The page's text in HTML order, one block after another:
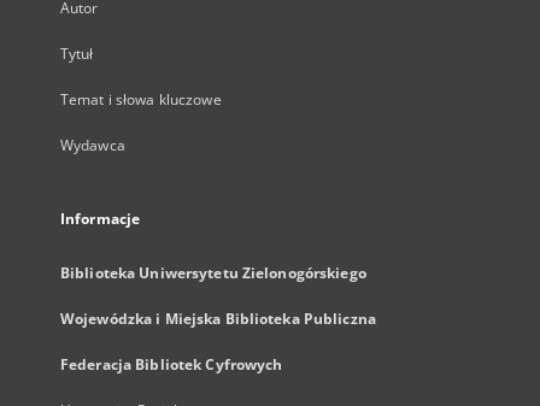
Autor
Tytuł
Temat i słowa kluczowe
Wydawca
Informacje
Biblioteka Uniwersytetu Zielonogórskiego
Wojewódzka i Miejska Biblioteka Publiczna
Federacja Bibliotek Cyfrowych